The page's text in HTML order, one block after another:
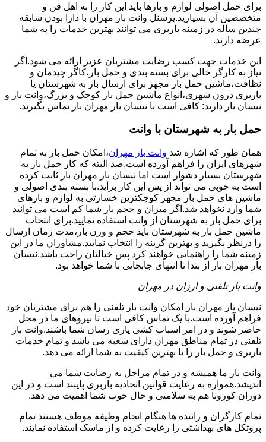
برای حمل اصولی لوازم و بارها باید این کار را به اهل فن و
متخصصین آن بسپارید.پرسنل وانت بار مهران با دارا بودن سابقه
چندین ساله در زمینه باربری می توانند بهترین خدمات را به شما
عرضه دارند.
این خدمات جهت کسب رضایت مشتریان عزیز ارائه می شود.اگر
نیاز به کارگر خالی برای بسته بندی و حمل بار،کاگر چیدمان و
نظافت،ماشین حمل بار مجهز برای ارسال بار به شهرستان یا
باربری درون شهری،انواع ماشین حمل بار کوچک و بزرگ،وانت بار و
نیسان بار دارید: کافی است با نیسان بار مهران بار تماس بگیرید.
حمل بار به شهرستان با وانت
همان طور که اشاره شد وانت بار مهران،امکان حمل بار به تمام
شهرهای ایران را فراهم آورده است.صد البته که کار حمل بار به
شهرستان بسیار دشوار است اما نیسان بار مهران بار ثابت کرده
است به خوبی می تواند از پس این کار برآید.با بسته بندی اصولی و
ماشین های حمل بار مجهز کوچکترین خسارتی به لوازم و بارهای
شما وارد نخواهد شد.اگر میزان و حجم بار شما کم است می توانید
برای حمل بار به شهرستان از وانت استفاده نمایید.برای انتخاب
ماشین حمل بار به شهرستان باید حجم و وزن بار،مدت زمان ارسال
را درنظر بگیرید و بهترین گزینه را انتخاب نمایید.مشاوران ما در این
زمینه شما را راهنمایی خواهند کرد پس خیالتان راحت باشد.نیسان
بار مهران بار از بتدا تا انتهای جابجایی با شما خواهد بود.
وانت بار تلفنی و ارزان در مهران
نیسان بار مهران بار امکان وانت بار تلفنی را هم برای مشتریان خود
فراهم آورده است.با یک تماس کافی است تا نیروهای ما در محل
حاضر شوند و در امر اسباب کشی یاری رسان شما باشند.وانت بار
تلفنی در تمام مناطق مهران دارای شعبه می باشد و تمام خدمات
باربری و حمل بار را با بهترین کیفیت به شما ارائه می دهد.
وانت بار ما همیشه و در تمام مراحل به رضایت شما می
اندیشد.همواره به رعایت قوانین اتحادیه باربری پایبند است و در این
دوران کورونا هم به سلامتی و حال خوب شما اهمیت می دهد.
تمام کارگران و راننده ها هنگام انجام وظیفه موظف هستند تمام
پروتکل های بهداشتی را رعایت کرده و از ماسک استفاده نمایند.